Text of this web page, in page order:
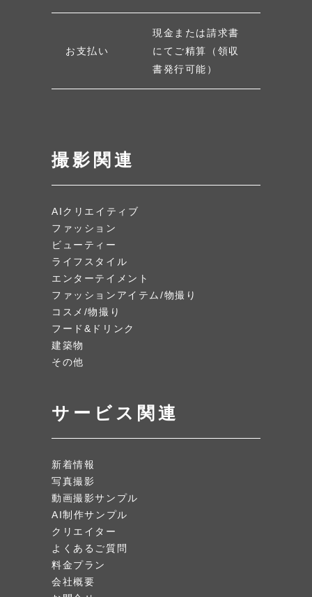
撮影関連
AIクリエイティブ
ファッション
ビューティー
ライフスタイル
エンターテイメント
ファッションアイテム/物撮り
コスメ/物撮り
フード&ドリンク
建築物
その他
サービス関連
新着情報
写真撮影
動画撮影サンプル
AI制作サンプル
クリエイター
よくあるご質問
料金プラン
会社概要
お支払い
現金または請求書
にてご精算（領収
書発行可能）